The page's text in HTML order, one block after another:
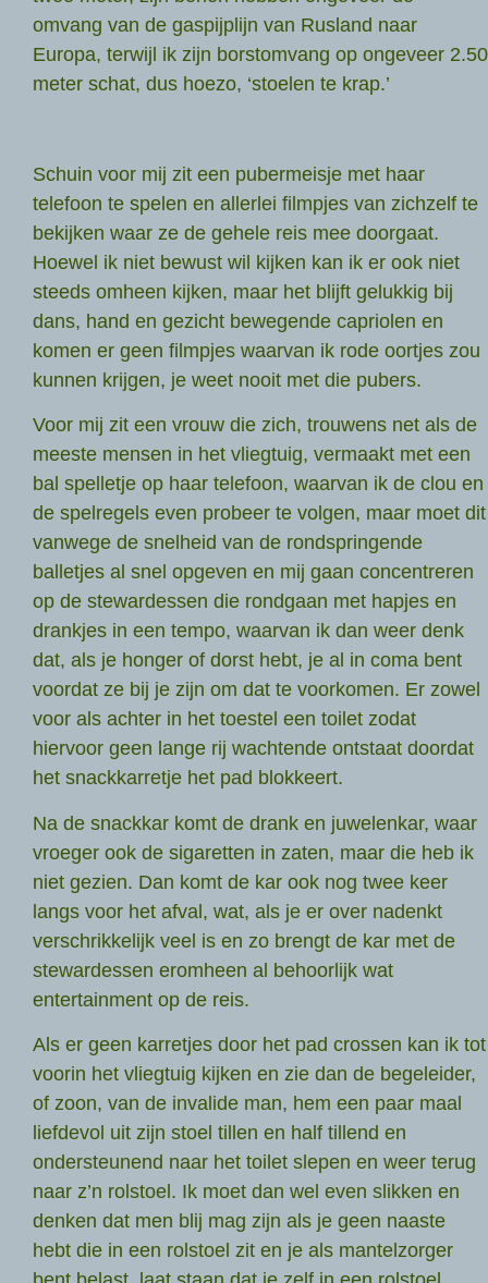
omvang van de gaspijplijn van Rusland naar
Europa, terwijl ik zijn borstomvang op ongeveer 2.50
meter schat, dus hoezo, ‘stoelen te krap.’
Schuin voor mij zit een pubermeisje met haar
telefoon te spelen en allerlei filmpjes van zichzelf te
bekijken waar ze de gehele reis mee doorgaat.
Hoewel ik niet bewust wil kijken kan ik er ook niet
steeds omheen kijken, maar het blijft gelukkig bij
dans, hand en gezicht bewegende capriolen en
komen er geen filmpjes waarvan ik rode oortjes zou
kunnen krijgen, je weet nooit met die pubers.
Voor mij zit een vrouw die zich, trouwens net als de
meeste mensen in het vliegtuig, vermaakt met een
bal spelletje op haar telefoon, waarvan ik de clou en
de spelregels even probeer te volgen, maar moet dit
vanwege de snelheid van de rondspringende
balletjes al snel opgeven en mij gaan concentreren
op de stewardessen die rondgaan met hapjes en
drankjes in een tempo, waarvan ik dan weer denk
dat, als je honger of dorst hebt, je al in coma bent
voordat ze bij je zijn om dat te voorkomen. Er zowel
voor als achter in het toestel een toilet zodat
hiervoor geen lange rij wachtende ontstaat doordat
het snackkarretje het pad blokkeert.
Na de snackkar komt de drank en juwelenkar, waar
vroeger ook de sigaretten in zaten, maar die heb ik
niet gezien. Dan komt de kar ook nog twee keer
langs voor het afval, wat, als je er over nadenkt
verschrikkelijk veel is en zo brengt de kar met de
stewardessen eromheen al behoorlijk wat
entertainment op de reis.
Als er geen karretjes door het pad crossen kan ik tot
voorin het vliegtuig kijken en zie dan de begeleider,
of zoon, van de invalide man, hem een paar maal
liefdevol uit zijn stoel tillen en half tillend en
ondersteunend naar het toilet slepen en weer terug
naar z’n rolstoel. Ik moet dan wel even slikken en
denken dat men blij mag zijn als je geen naaste
hebt die in een rolstoel zit en je als mantelzorger